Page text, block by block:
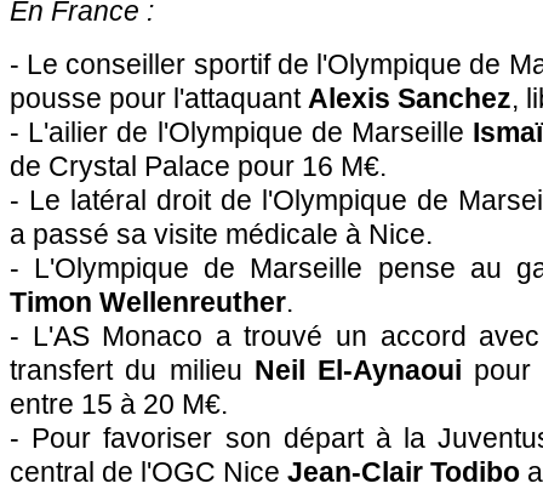
En France :
- Le conseiller sportif de l'Olympique de
pousse pour l'attaquant Alexis Sanchez,
- L'ailier de l'Olympique de Marseille
de Crystal Palace pour 16 M€.
- Le latéral droit de l'Olympique de
a passé sa visite médicale à Nice.
- L'Olympique de Marseille pense au
Timon Wellenreuther.
- L'AS Monaco a trouvé un accord
transfert du milieu Neil El-Aynaoui pour
entre 15 à 20 M€.
- Pour favoriser son départ à la
central de l'OGC Nice Jean-Clair Todibo